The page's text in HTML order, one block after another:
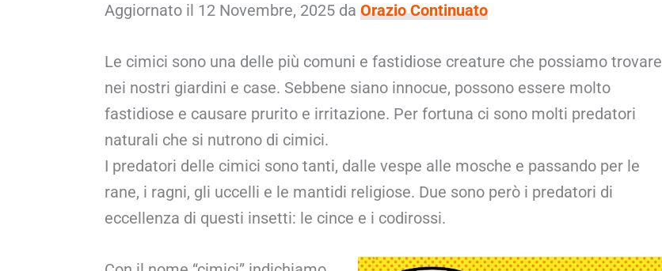
Aggiornato il 12 Novembre, 2025 da Orazio Continuato
Le cimici sono una delle più comuni e fastidiose creature che possiamo trovare
nei nostri giardini e case. Sebbene siano innocue, possono essere molto
fastidiose e causare prurito e irritazione. Per fortuna ci sono molti predatori
naturali che si nutrono di cimici.
I predatori delle cimici sono tanti, dalle vespe alle mosche e passando per le
rane, i ragni, gli uccelli e le mantidi religiose. Due sono però i predatori di
eccellenza di questi insetti: le cince e i codirossi.